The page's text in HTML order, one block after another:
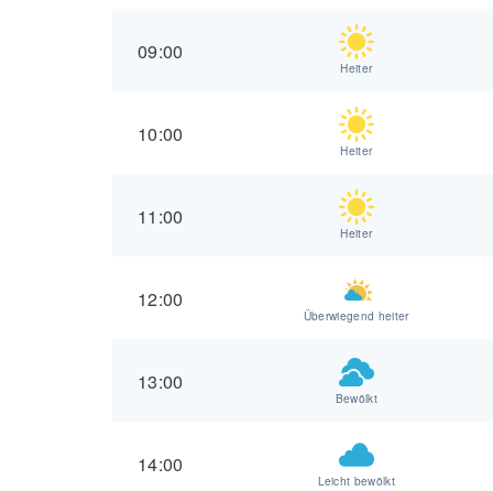
09:00
Heiter
10:00
Heiter
11:00
Heiter
12:00
Überwiegend heiter
13:00
Bewölkt
14:00
Leicht bewölkt